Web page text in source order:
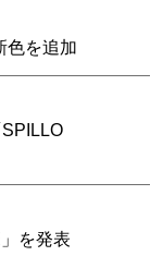
色を追加
を発表